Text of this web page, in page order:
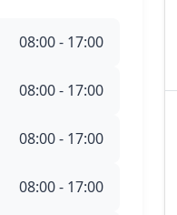
08:00 - 17:00
08:00 - 17:00
08:00 - 17:00
08:00 - 17:00